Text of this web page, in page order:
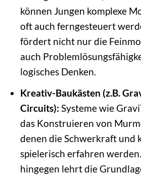
können Jungen komplexe
oft auch ferngesteuert
fördert nicht nur die
auch
logisches Denken.
Kreativ-Baukästen (z.B.
Circuits): Systeme wie
das Konstruieren von
denen die Schwerkraft und
spielerisch erfahren
hingegen lehrt die